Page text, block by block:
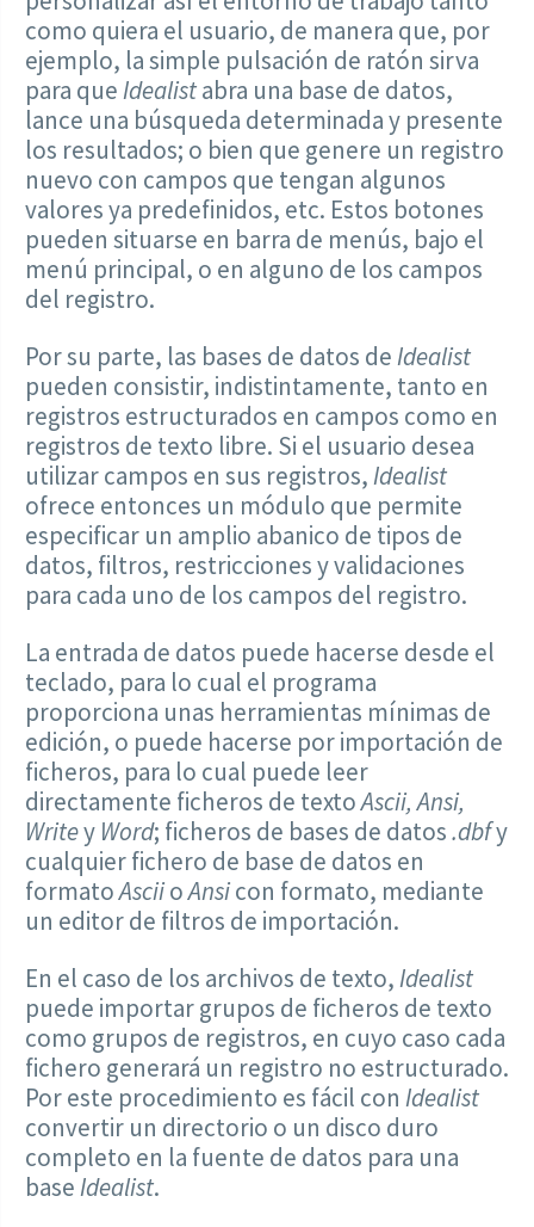
como quiera el usuario, de manera que, por
ejemplo, la simple pulsación de ratón sirva
para queIdealistabra una base de datos,
lance una búsqueda determinada y presente
los resultados; o bien que genere un registro
nuevo con campos que tengan algunos
valores ya predefinidos, etc. Estos botones
pueden situarse en barra de menús, bajo el
menú principal, o en alguno de los campos
del registro.
Por su parte, las bases de datos deIdealist
pueden consistir, indistintamente, tanto en
registros estructurados en campos como en
registros de texto libre. Si el usuario desea
utilizar campos en sus registros,Idealist
ofrece entonces un módulo que permite
especificar un amplio abanico de tipos de
datos, filtros, restricciones y validaciones
para cada uno de los campos del registro.
La entrada de datos puede hacerse desde el
teclado, para lo cual el programa
proporciona unas herramientas mínimas de
edición, o puede hacerse por importación de
ficheros, para lo cual puede leer
directamente ficheros de textoAscii, Ansi,
Writey Word; ficheros de bases de datos.dbfy
cualquier fichero de base de datos en
formatoAsciioAnsicon formato, mediante
un editor de filtros de importación.
En el caso de los archivos de texto,Idealist
puede importar grupos de ficheros de texto
como grupos de registros, en cuyo caso cada
fichero generará un registro no estructurado.
Por este procedimiento es fácil con Idealist
convertir un directorio o un disco duro
completo en la fuente de datos para una
baseIdealist.